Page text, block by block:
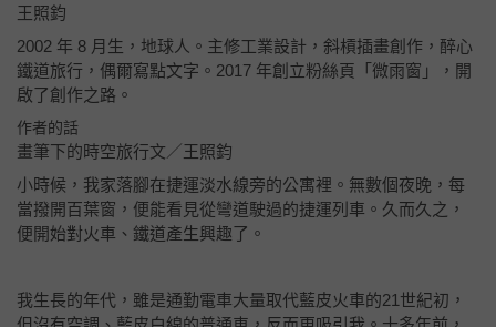
王照鈞
2002 年 8 月生，地球人。主修工業設計，斜槓插畫創作，醉心
鐵道旅行，偶爾寫點文字。2017 年創立粉絲頁「微雨窗」，開
啟了創作之路。
作者的話
畫筆下的時空旅行文／王照鈞
小時候，我家落腳在捷運淡水線旁的公寓裡。無數個夜晚，每
當撥開百葉窗，便能看見從彎道駛過的捷運列車。久而久之，
便開始對火車、鐵道產生興趣了。
我生長的年代，雖是通勤電車大量取代藍皮火車的21世紀初，